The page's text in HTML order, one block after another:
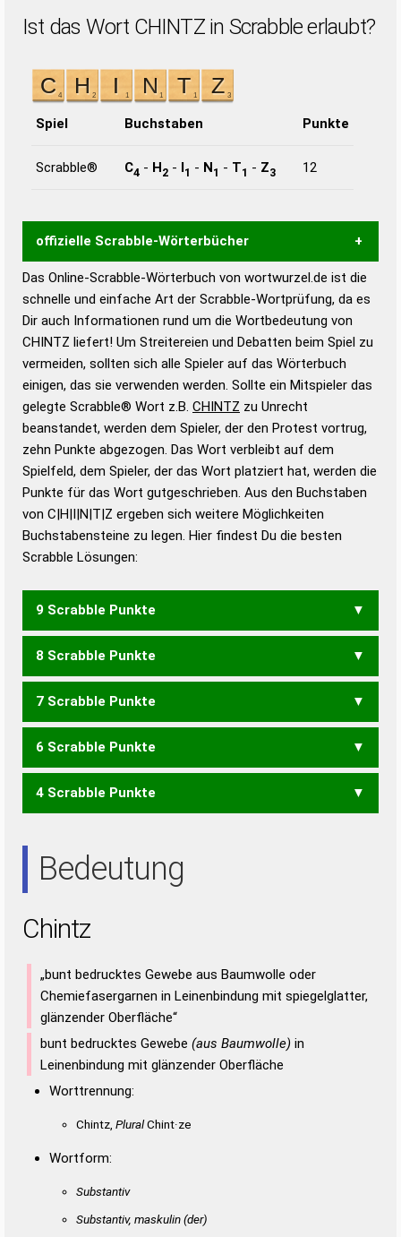
Ist das Wort CHINTZ in Scrabble erlaubt?
Spiel Buchstaben Punkte
Scrabble® C4 - H2 - I1 - N1 - T1 - Z3 12
offizielle Scrabble-Wörterbücher
Wortwurzel liefert mit Hilfe eines semantischen
Wortanalyse-Algorithmus gute Anhaltspunkte zu
Wortbedeutung, Worttrennung und Wortform, um die
Gültigkeit eines Wortes für das Scrabble-Spiel zu
bestimmen!
zugelassene Turnier Scrabble-
Wörterbücher sind:
Duden – Standardwerk in 12 Bänden
Duden – Richtiges und gutes
Deutsch
Duden – Die deutsche Grammatik
Duden – Deutsches
Das Online-Scrabble-Wörterbuch von wortwurzel.de ist die
schnelle und einfache Art der Scrabble-Wortprüfung, da es
Dir auch Informationen rund um die Wortbedeutung von
CHINTZ liefert! Um Streitereien und Debatten beim Spiel zu
vermeiden, sollten sich alle Spieler auf das Wörterbuch
einigen, das sie verwenden werden. Sollte ein Mitspieler das
gelegte Scrabble® Wort z.B. CHINTZ zu Unrecht
beanstandet, werden dem Spieler, der den Protest vortrug,
zehn Punkte abgezogen. Das Wort verbleibt auf dem
Spielfeld, dem Spieler, der das Wort platziert hat, werden die
Punkte für das Wort gutgeschrieben. Aus den Buchstaben
von C|H|I|N|T|Z ergeben sich weitere Möglichkeiten
Buchstabensteine zu legen. Hier findest Du die besten
Scrabble Lösungen:
9 Scrabble Punkte
NICHT
8 Scrabble Punkte
INCH
7 Scrabble Punkte
ICH
6 Scrabble Punkte
TIC
4 Scrabble Punkte
Bedeutung
Chintz
„bunt bedrucktes Gewebe aus Baumwolle oder
Chemiefasergarnen in Leinenbindung mit spiegelglatter,
glänzender Oberfläche“
bunt bedrucktes Gewebe (aus Baumwolle) in
Leinenbindung mit glänzender Oberfläche
Worttrennung:
Chintz, PluralChint·ze
Wortform:
Substantiv
Substantiv, maskulin(der)